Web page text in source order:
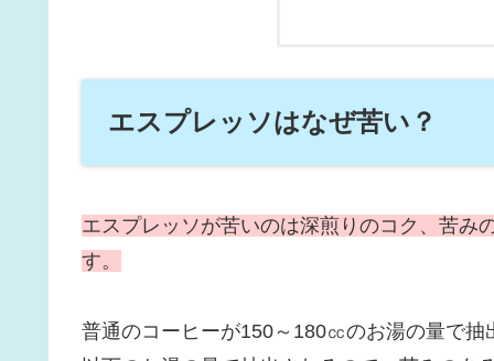
エスプレッソはなぜ苦い？
エスプレッソが苦いのは深煎りのコク、苦み
す。
普通のコーヒーが150～180㏄のお湯の量で